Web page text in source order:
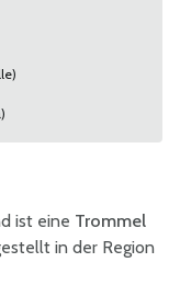
ist eine Trommel
in der Region